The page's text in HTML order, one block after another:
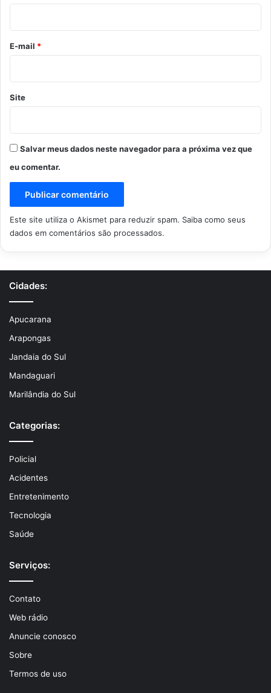
o
*
E-mail *
Site
Salvar meus dados neste navegador para a próxima vez que
eu comentar.
Este site utiliza o Akismet para reduzir spam. Saiba como seus
dados em comentários são processados.
Cidades:
Apucarana
Arapongas
Jandaia do Sul
Mandaguari
Marilândia do Sul
Categorias:
Policial
Acidentes
Entretenimento
Tecnologia
Saúde
Serviços:
Contato
Web rádio
Anuncie conosco
Sobre
Termos de uso